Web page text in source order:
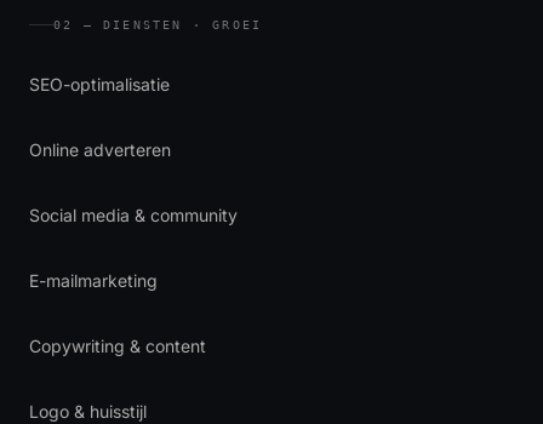
02 — DIENSTEN · GROEI
SEO-optimalisatie
Online adverteren
Social media & community
E-mailmarketing
Copywriting & content
Logo & huisstijl